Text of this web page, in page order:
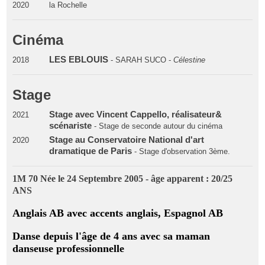
2020
la Rochelle
Cinéma
2018 LES EBLOUIS- SARAH SUCO - Célestine
Stage
2021
Stage avec Vincent Cappello, réalisateur&
scénariste- Stage de seconde autour du cinéma
2020
Stage au Conservatoire National d'art
dramatique de Paris- Stage d'observation 3ème.
1M 70 Née le 24 Septembre 2005 - âge apparent : 20/25
ANS
Anglais AB avec accents anglais, Espagnol AB
Danse depuis l'âge de 4 ans avec sa maman
danseuse professionnelle